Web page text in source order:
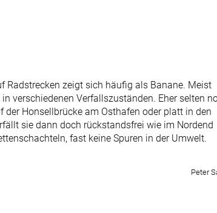
Radstrecken zeigt sich häufig als Banane. Meist
verschiedenen Verfallszuständen. Eher selten
Honsellbrücke am Osthafen oder platt in den
sie dann doch rückstandsfrei wie im Nordend
fast keine Spuren in der Umwelt.
Peter